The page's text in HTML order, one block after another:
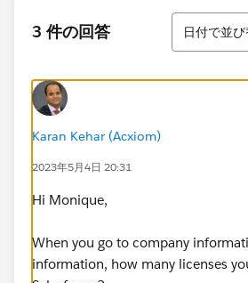
3 件の回答
並び替え
日付で並び
Karan Kehar (Acxiom)
2023年5月4日 20:31
Hi Monique,
When you go to company
information, how many licenses